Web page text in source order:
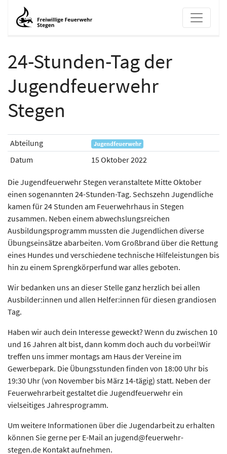
24-Stunden-Tag der
24-Stunden-Tag der
Jugendfeuerwehr
Stegen
Abteilung Jugendfeuerwehr
Datum 15 Oktober 2022
Die Jugendfeuerwehr Stegen veranstaltete Mitte Oktober
einen sogenannten 24-Stunden-Tag. Sechszehn Jugendliche
kamen für 24 Stunden am Feuerwehrhaus in Stegen
zusammen. Neben einem abwechslungsreichen
Ausbildungsprogramm mussten die Jugendlichen diverse
Übungseinsätze abarbeiten. Vom Großbrand über die Rettung
eines Hundes und verschiedene technische Hilfeleistungen bis
hin zu einem Sprengkörperfund war alles geboten.
Wir bedanken uns an dieser Stelle ganz herzlich bei allen
Ausbilder:innen und allen Helfer:innen für diesen grandiosen
Tag.
Haben wir auch dein Interesse geweckt? Wenn du zwischen 10
und 16 Jahren alt bist, dann komm doch auch du vorbei!Wir
treffen uns immer montags am Haus der Vereine im
Gewerbepark. Die Übungsstunden finden von 18:00 Uhr bis
19:30 Uhr (von November bis März 14-tägig) statt. Neben der
Feuerwehrarbeit gestaltet die Jugendfeuerwehr ein
vielseitiges Jahresprogramm.
Um weitere Informationen über die Jugendarbeit zu erhalten
können Sie gerne per E-Mail an jugend@feuerwehr-
stegen.de Kontakt aufnehmen.